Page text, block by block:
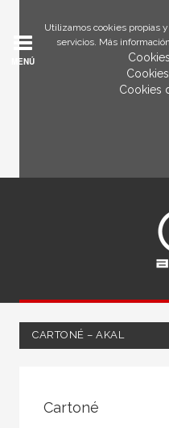
Utilizamos cookies propias
servicios. Más
Cookies
MENÚ
CARTONÉ – AKAL
Ciencias humanas y sociales
Cartoné